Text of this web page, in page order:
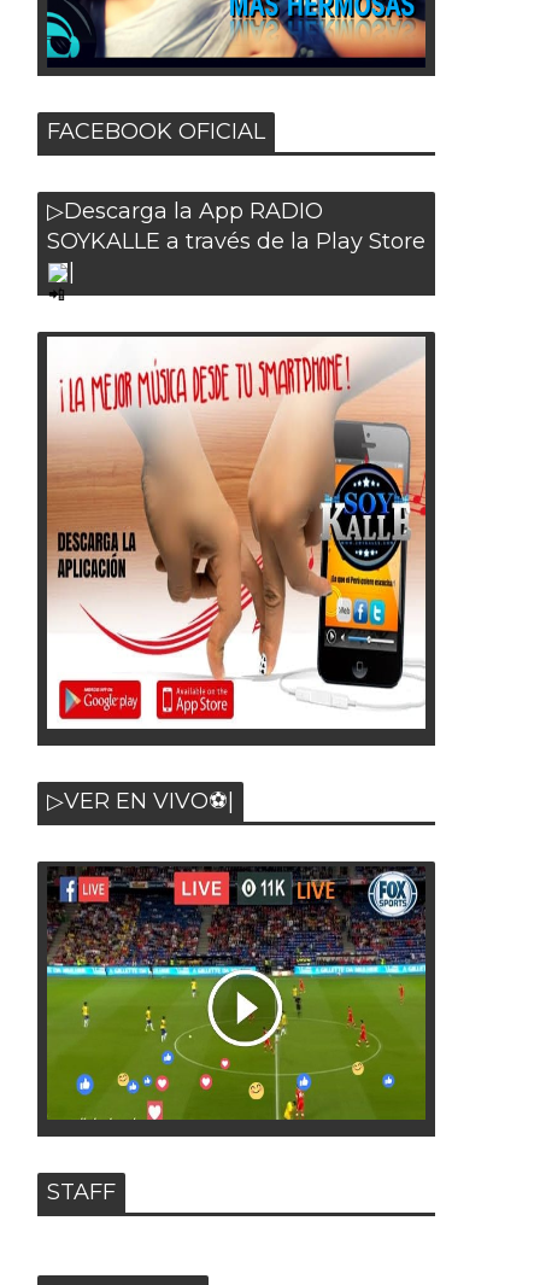
FACEBOOK OFICIAL
▷Descarga la App RADIO
SOYKALLE a través de la Play Store
▷VER EN VIVO⚽|
STAFF